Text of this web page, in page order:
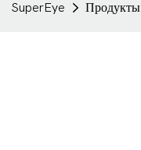
SuperEye Продукты